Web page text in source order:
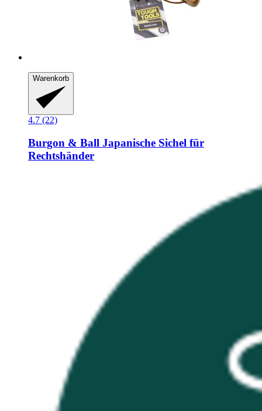
Warenkorb
4.7 (22)
Burgon & Ball Japanische Sichel für
Rechtshänder